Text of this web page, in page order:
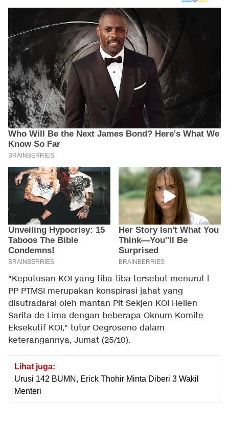
"Keputusan KOI yang tiba-tiba tersebut menurut l
PP PTMSI merupakan konspirasi jahat yang
disutradarai oleh mantan Plt Sekjen KOI Hellen
Sarita de Lima dengan beberapa Oknum Komite
Eksekutif KOI," tutur Oegroseno dalam
keterangannya, Jumat (25/10).
Lihat juga:
Urusi 142 BUMN, Erick Thohir Minta Diberi 3 Wakil
Menteri